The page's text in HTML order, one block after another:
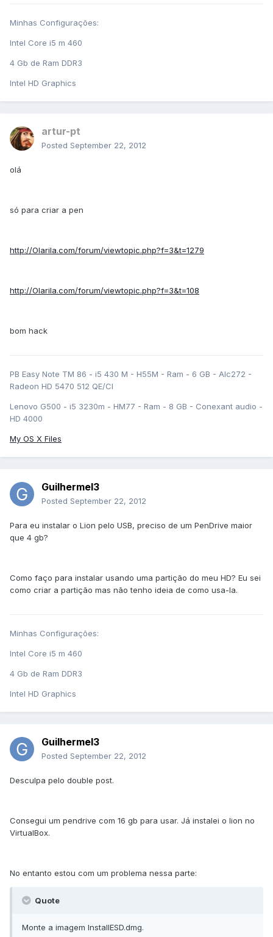
Minhas Configurações:
Intel Core i5 m 460
4 Gb de Ram DDR3
Intel HD Graphics
artur-pt
Posted September 22, 2012
olá
só para criar a pen
http://Olarila.com/forum/viewtopic.php?f=3&t=1279
http://Olarila.com/forum/viewtopic.php?f=3&t=108
bom hack
PB Easy Note TM 86 - i5 430 M - H55M - Ram - 6 GB - Alc272 -
Radeon HD 5470 512 QE/CI
Lenovo G500 - i5 3230m - HM77 - Ram - 8 GB - Conexant audio -
HD 4000
My OS X Files
Guilhermel3
Posted September 22, 2012
Para eu instalar o Lion pelo USB, preciso de um PenDrive maior
que 4 gb?
Como faço para instalar usando uma partição do meu HD? Eu sei
como criar a partição mas não tenho ideia de como usa-la.
Minhas Configurações:
Intel Core i5 m 460
4 Gb de Ram DDR3
Intel HD Graphics
Guilhermel3
Posted September 22, 2012
Desculpa pelo double post.
Consegui um pendrive com 16 gb para usar. Já instalei o lion no
VirtualBox.
No entanto estou com um problema nessa parte:
Quote
Monte a imagem InstallESD.dmg.